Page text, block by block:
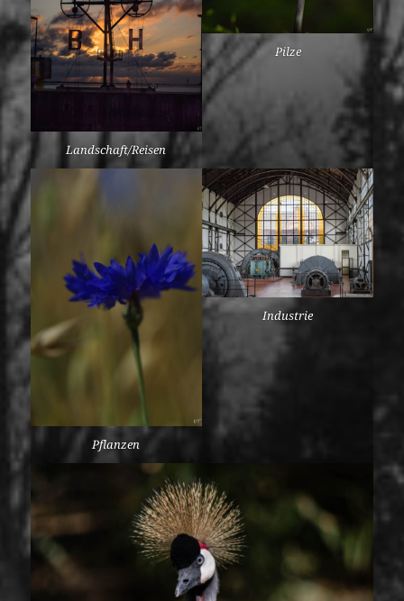
Landschaft/Reisen
Pilze
Pflanzen
Industrie